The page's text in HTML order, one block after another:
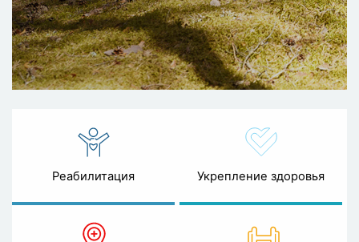
Реабилитация Укрепление здоровья